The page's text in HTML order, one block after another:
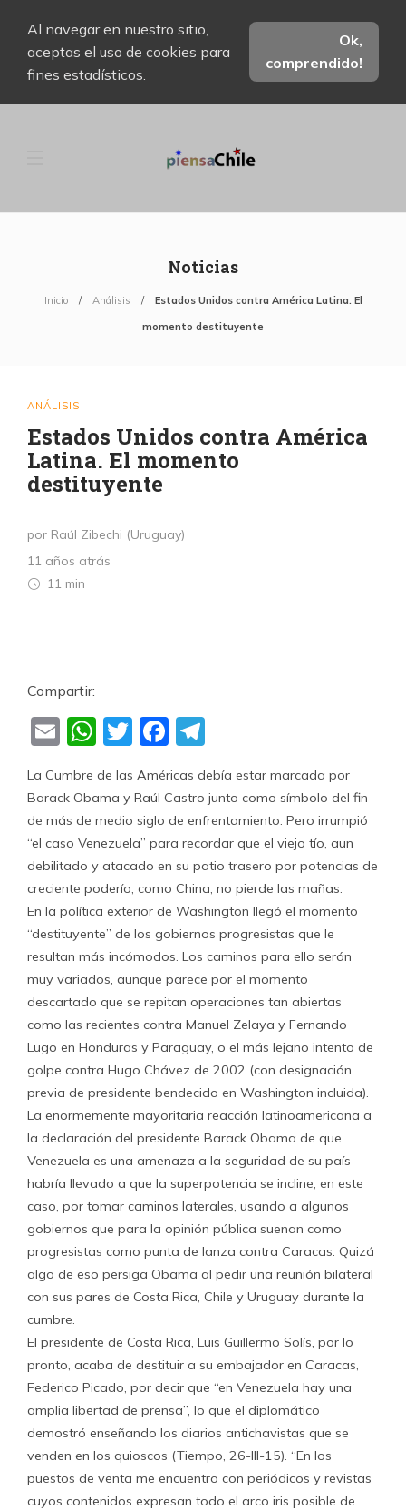
Al navegar en nuestro sitio,
aceptas el uso de cookies para
fines estadísticos.
Ok,
comprendido!
Noticias
Inicio Análisis Estados Unidos contra América Latina. El
momento destituyente
ANÁLISIS
Estados Unidos contra América
Latina. El momento
destituyente
por Raúl Zibechi (Uruguay)
11 años atrás
11 min
Compartir:
EmailWhatsApp
TwitterFacebook
La Cumbre de las Américas debía estar marcada por
Barack Obama y Raúl Castro junto como símbolo del fin
de más de medio siglo de enfrentamiento. Pero irrumpió
“el caso Venezuela” para recordar que el viejo tío, aun
debilitado y atacado en su patio trasero por potencias de
creciente poderío, como China, no pierde las mañas.
En la política exterior de Washington llegó el momento
“destituyente” de los gobiernos progresistas que le
resultan más incómodos. Los caminos para ello serán
muy variados, aunque parece por el momento
descartado que se repitan operaciones tan abiertas
como las recientes contra Manuel Zelaya y Fernando
Lugo en Honduras y Paraguay, o el más lejano intento de
golpe contra Hugo Chávez de 2002 (con designación
previa de presidente bendecido en Washington incluida).
La enormemente mayoritaria reacción latinoamericana a
la declaración del presidente Barack Obama de que
Venezuela es una amenaza a la seguridad de su país
habría llevado a que la superpotencia se incline, en este
caso, por tomar caminos laterales, usando a algunos
gobiernos que para la opinión pública suenan como
progresistas como punta de lanza contra Caracas. Quizá
algo de eso persiga Obama al pedir una reunión bilateral
con sus pares de Costa Rica, Chile y Uruguay durante la
cumbre.
El presidente de Costa Rica, Luis Guillermo Solís, por lo
pronto, acaba de destituir a su embajador en Caracas,
Federico Picado, por decir que “en Venezuela hay una
amplia libertad de prensa”, lo que el diplomático
demostró enseñando los diarios antichavistas que se
venden en los quioscos (Tiempo, 26-III-15). “En los
puestos de venta me encuentro con periódicos y revistas
cuyos contenidos expresan todo el arco iris posible de